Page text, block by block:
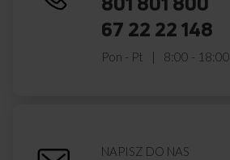
67 22 22 148
Pon - Pt 8:00 - 18:00
NAPISZ DO NAS